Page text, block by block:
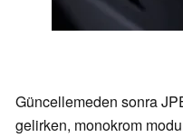
Güncellemeden sonra
gelirken, monokrom